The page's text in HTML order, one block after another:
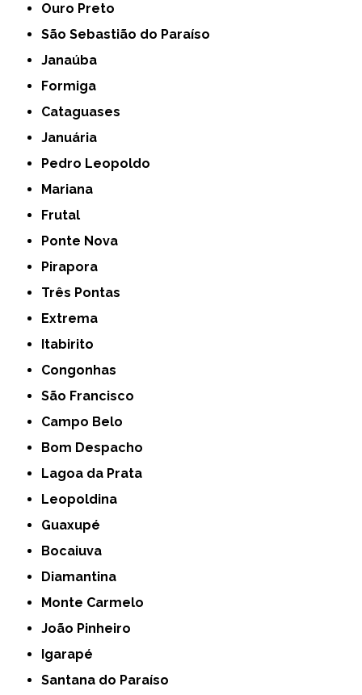
Ouro Preto
São Sebastião do Paraíso
Janaúba
Formiga
Cataguases
Januária
Pedro Leopoldo
Mariana
Frutal
Ponte Nova
Pirapora
Três Pontas
Extrema
Itabirito
Congonhas
São Francisco
Campo Belo
Bom Despacho
Lagoa da Prata
Leopoldina
Guaxupé
Bocaiuva
Diamantina
Monte Carmelo
João Pinheiro
Igarapé
Santana do Paraíso